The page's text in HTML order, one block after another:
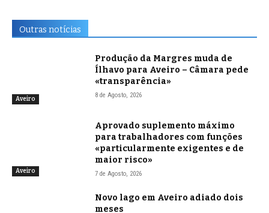
Outras notícias
Aveiro
Produção da Margres muda de
Ílhavo para Aveiro – Câmara pede
«transparência»
8 de Agosto, 2026
Aveiro
Aprovado suplemento máximo
para trabalhadores com funções
«particularmente exigentes e de
maior risco»
7 de Agosto, 2026
Novo lago em Aveiro adiado dois
meses